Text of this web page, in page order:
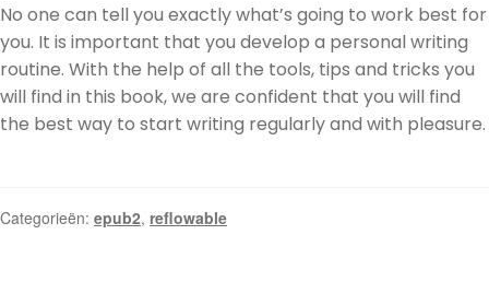
No one can tell you exactly what’s going to work best for
you. It is important that you develop a personal writing
routine. With the help of all the tools, tips and tricks you
will find in this book, we are confident that you will find
the best way to start writing regularly and with pleasure.
Categorieën: epub2, reflowable